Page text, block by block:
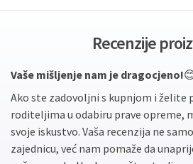
Recenzije
Vaše mišljenje nam je dragocjeno!
Ako ste zadovoljni s kupnjom i želite
roditeljima u odabiru prave opreme,
svoje iskustvo. Vaša recenzija ne
zajednicu, već nam pomaže da